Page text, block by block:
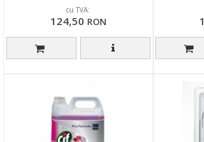
cu TVA:
124,50 RON